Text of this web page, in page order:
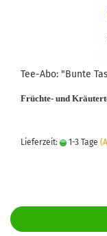
Tee-Abo: "Bunte
Früchte- und
Lieferzeit: 1-3 Tage